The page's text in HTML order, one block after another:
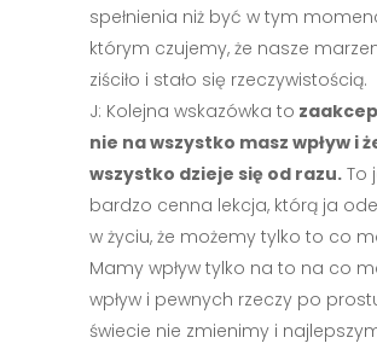
spełnienia niż być w tym
którym czujemy, że nasze
ziściło i stało się rzeczywistością.
J: Kolejna wskazówka to
nie na wszystko masz wpływ i
wszystko dzieje się od razu. To
bardzo cenna lekcja, którą ja
w życiu, że możemy tylko to co
Mamy wpływ tylko na to na co
wpływ i pewnych rzeczy po
świecie nie zmienimy i